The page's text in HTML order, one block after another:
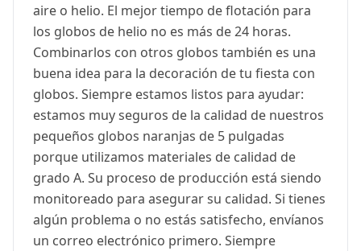
aire o helio. El mejor tiempo de flotación para
los globos de helio no es más de 24 horas.
Combinarlos con otros globos también es una
buena idea para la decoración de tu fiesta con
globos. Siempre estamos listos para ayudar:
estamos muy seguros de la calidad de nuestros
pequeños globos naranjas de 5 pulgadas
porque utilizamos materiales de calidad de
grado A. Su proceso de producción está siendo
monitoreado para asegurar su calidad. Si tienes
algún problema o no estás satisfecho, envíanos
un correo electrónico primero. Siempre